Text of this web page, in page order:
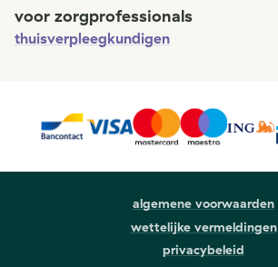
voor zorgprofessionals
thuisverpleegkundigen
algemene voorwaarden
wettelijke vermeldingen
privacybeleid